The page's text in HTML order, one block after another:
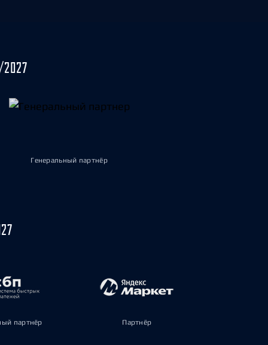
Генеральный партнёр
партнёр Партнёр